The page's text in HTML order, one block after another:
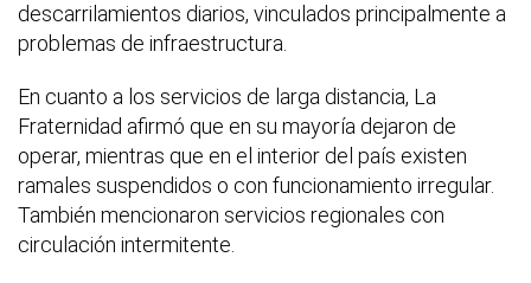
descarrilamientos diarios, vinculados principalmente a
problemas de infraestructura.
En cuanto a los servicios de larga distancia, La
Fraternidad afirmó que en su mayoría dejaron de
operar, mientras que en el interior del país existen
ramales suspendidos o con funcionamiento irregular.
También mencionaron servicios regionales con
circulación intermitente.